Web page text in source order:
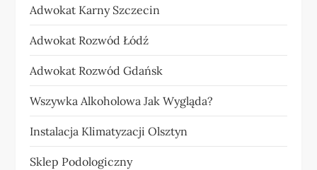
Adwokat Karny Szczecin
Adwokat Rozwód Łódź
Adwokat Rozwód Gdańsk
Wszywka Alkoholowa Jak Wygląda?
Instalacja Klimatyzacji Olsztyn
Sklep Podologiczny